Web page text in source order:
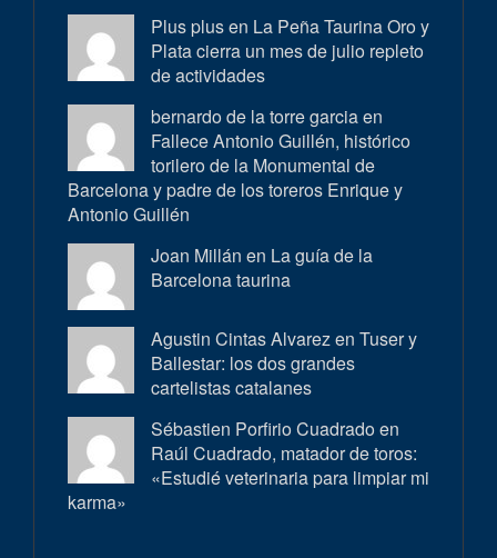
Plus plus en La Peña Taurina Oro y
Plata cierra un mes de julio repleto
de actividades
bernardo de la torre garcia en
Fallece Antonio Guillén, histórico
torilero de la Monumental de
Barcelona y padre de los toreros Enrique y
Antonio Guillén
Joan Millán en La guía de la
Barcelona taurina
Agustin Cintas Alvarez en Tuser y
Ballestar: los dos grandes
cartelistas catalanes
Sébastien Porfirio Cuadrado en
Raúl Cuadrado, matador de toros:
«Estudié veterinaria para limpiar mi
karma»